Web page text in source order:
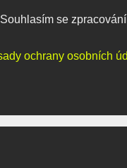
Souhlasím se
ochrany osobních